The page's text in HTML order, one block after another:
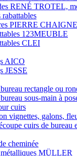
RENÉ TROTEL,
PIERRE
123MEUBLE
CLEI
AICO
JESSE
rectangle ou
sous-main à
cuirs
vignettes, galons,
cuirs de bureau
cheminée
MÜLLER